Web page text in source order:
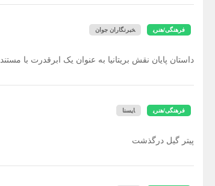
فرهنگی/هنری خبرنگاران جوان
داستان پایان نقش بریتانیا به عنوان یک ابرقدرت با مستند
فرهنگی/هنری ایسنا
پیتر گیل درگذشت